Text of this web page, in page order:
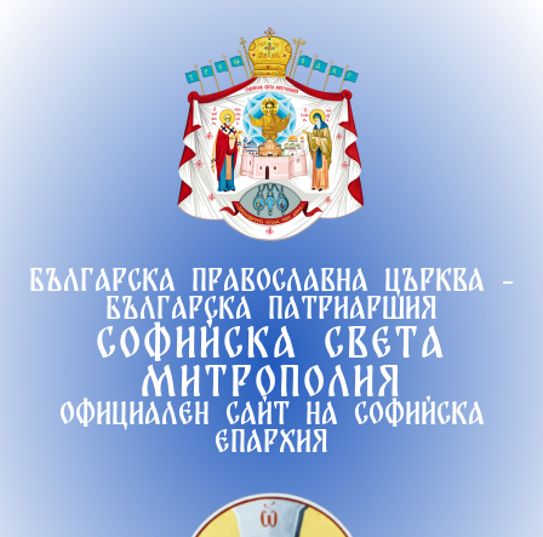
Българска православна църква -
Българска патриаршия
Софийска света
митрополия
Официален сайт на софийска
епархия